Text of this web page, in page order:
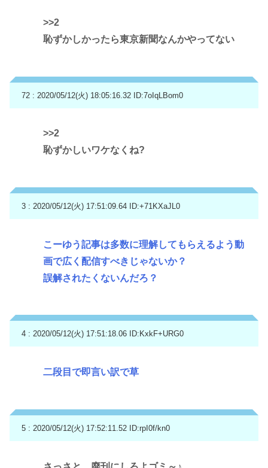
>>2
恥ずかしかったら東京新聞なんかやってない
72 : 2020/05/12(火) 18:05:16.32 ID:7oIqLBom0
>>2
恥ずかしいワケなくね?
3 : 2020/05/12(火) 17:51:09.64 ID:+71KXaJL0
こーゆう記事は多数に理解してもらえるよう動
画で広く配信すべきじゃないか？
誤解されたくないんだろ？
4 : 2020/05/12(火) 17:51:18.06 ID:KxkF+URG0
二段目で即言い訳で草
5 : 2020/05/12(火) 17:52:11.52 ID:rpI0f/kn0